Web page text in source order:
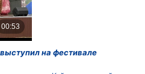
на фестивале